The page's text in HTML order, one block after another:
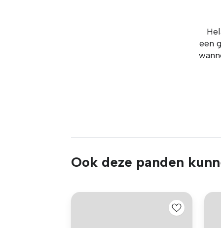
een
Ook deze panden